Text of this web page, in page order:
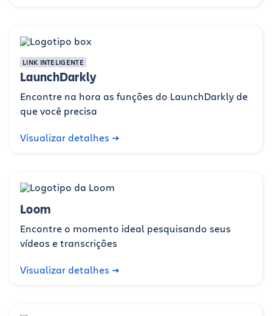
LINK INTELIGENTE
LaunchDarkly
Encontre na hora as funções do LaunchDarkly de
que você precisa
Visualizar detalhes
Loom
Encontre o momento ideal pesquisando seus
vídeos e transcrições
Visualizar detalhes